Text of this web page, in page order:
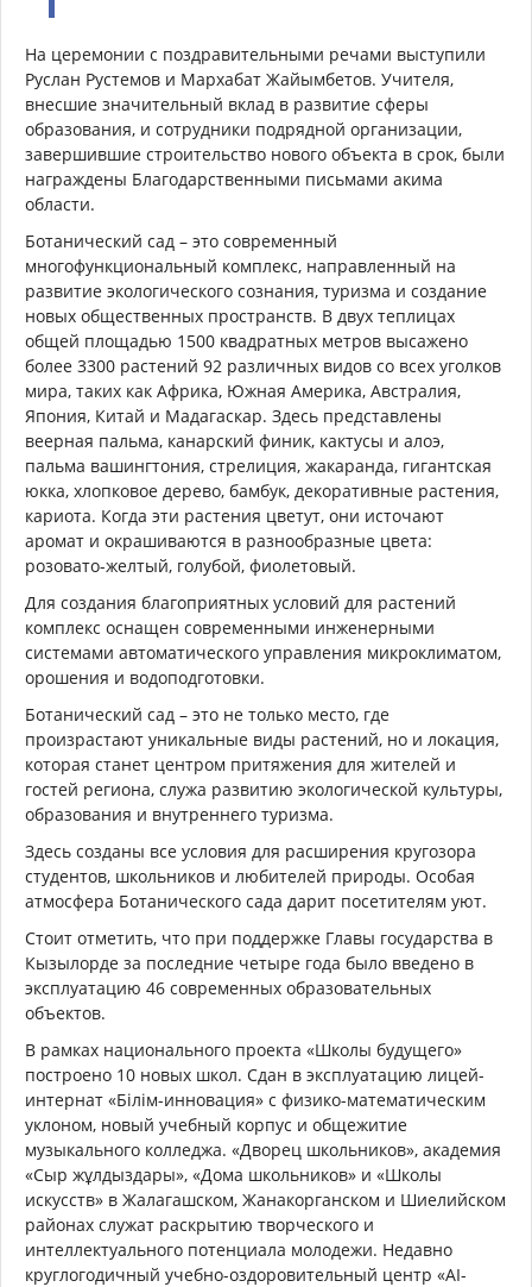
На церемонии с поздравительными речами выступили
Руслан Рустемов и Мархабат Жайымбетов. Учителя,
внесшие значительный вклад в развитие сферы
образования, и сотрудники подрядной организации,
завершившие строительство нового объекта в срок, были
награждены Благодарственными письмами акима
области.
Ботанический сад – это современный
многофункциональный комплекс, направленный на
развитие экологического сознания, туризма и создание
новых общественных пространств. В двух теплицах
общей площадью 1500 квадратных метров высажено
более 3300 растений 92 различных видов со всех уголков
мира, таких как Африка, Южная Америка, Австралия,
Япония, Китай и Мадагаскар. Здесь представлены
веерная пальма, канарский финик, кактусы и алоэ,
пальма вашингтония, стрелиция, жакаранда, гигантская
юкка, хлопковое дерево, бамбук, декоративные растения,
кариота. Когда эти растения цветут, они источают
аромат и окрашиваются в разнообразные цвета:
розовато-желтый, голубой, фиолетовый.
Для создания благоприятных условий для растений
комплекс оснащен современными инженерными
системами автоматического управления микроклиматом,
орошения и водоподготовки.
Ботанический сад – это не только место, где
произрастают уникальные виды растений, но и локация,
которая станет центром притяжения для жителей и
гостей региона, служа развитию экологической культуры,
образования и внутреннего туризма.
Здесь созданы все условия для расширения кругозора
студентов, школьников и любителей природы. Особая
атмосфера Ботанического сада дарит посетителям уют.
Стоит отметить, что при поддержке Главы государства в
Кызылорде за последние четыре года было введено в
эксплуатацию 46 современных образовательных
объектов.
В рамках национального проекта «Школы будущего»
построено 10 новых школ. Сдан в эксплуатацию лицей-
интернат «Білім-инновация» с физико-математическим
уклоном, новый учебный корпус и общежитие
музыкального колледжа. «Дворец школьников», академия
«Сыр жұлдыздары», «Дома школьников» и «Школы
искусств» в Жалагашском, Жанакорганском и Шиелийском
районах служат раскрытию творческого и
интеллектуального потенциала молодежи. Недавно
круглогодичный учебно-оздоровительный центр «AI-